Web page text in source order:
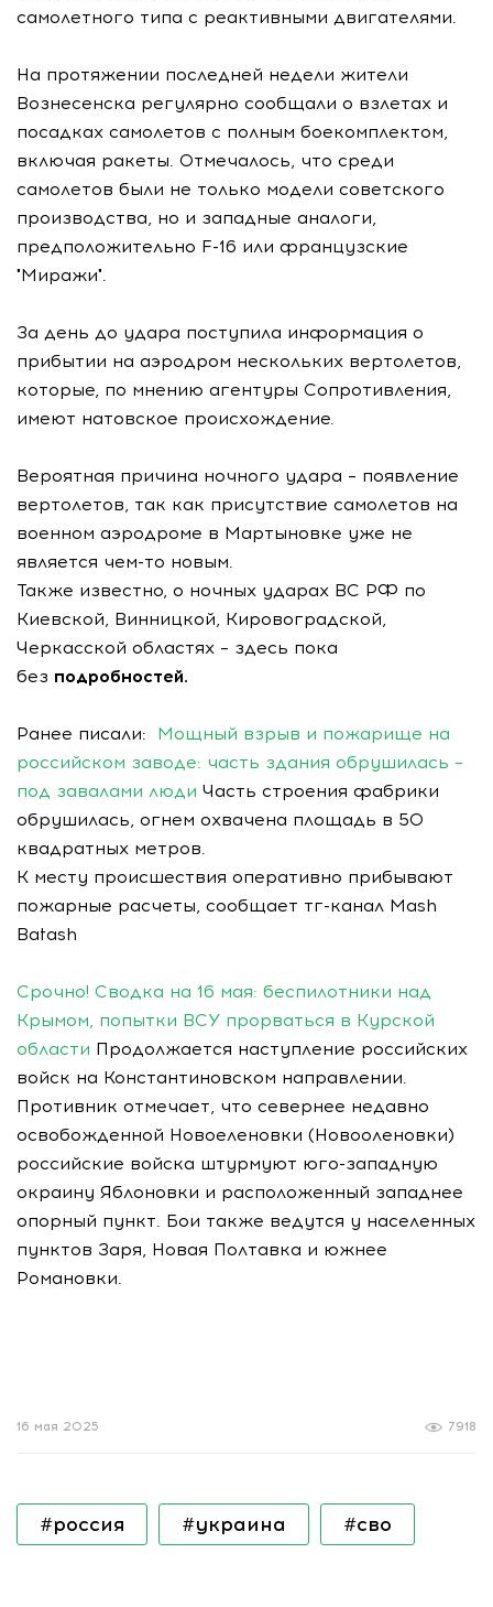
самолетного типа с реактивными двигателями.
На протяжении последней недели жители
Вознесенска регулярно сообщали о взлетах и
посадках самолетов с полным боекомплектом,
включая ракеты. Отмечалось, что среди
самолетов были не только модели советского
производства, но и западные аналоги,
предположительно F-16 или французские
"Миражи".
За день до удара поступила информация о
прибытии на аэродром нескольких вертолетов,
которые, по мнению агентуры Сопротивления,
имеют натовское происхождение.
Вероятная причина ночного удара – появление
вертолетов, так как присутствие самолетов на
военном аэродроме в Мартыновке уже не
является чем-то новым.
Также известно, о ночных ударах ВС РФ по
Киевской, Винницкой, Кировоградской,
Черкасской областях – здесь пока
без подробностей.
Ранее писали:
Мощный взрыв и пожарище на
российском заводе: часть здания обрушилась –
под завалами люди Часть строения фабрики
обрушилась, огнем охвачена площадь в 50
квадратных метров.
К месту происшествия оперативно прибывают
пожарные расчеты, сообщает тг-канал Mash
Batash
Срочно! Сводка на 16 мая: беспилотники над
Крымом, попытки ВСУ прорваться в Курской
области Продолжается наступление российских
войск на Константиновском направлении.
Противник отмечает, что севернее недавно
освобожденной Новоеленовки (Новооленовки)
российские войска штурмуют юго-западную
окраину Яблоновки и расположенный западнее
опорный пункт. Бои также ведутся у населенных
пунктов Заря, Новая Полтавка и южнее
Романовки.
7918
16 мая 2025
#россия #украина #сво